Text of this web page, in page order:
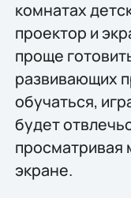
комнатах
проектор и
проще
развивающих
обучаться,
будет
экране.